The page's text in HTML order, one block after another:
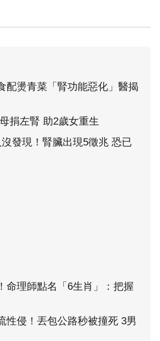
配燙青菜「腎功能惡化」醫揭
捐左腎 助2歲女重生
發現！腎臟出現5徵兆 恐已
命理師點名「6生肖」：把握
性侵！丟包公路秒被撞死 3男